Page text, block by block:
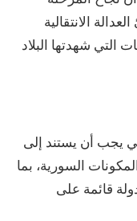
الانتقالية
التي شهدتها البلاد
يجب أن يستند إلى
السورية، بما
قائمة على